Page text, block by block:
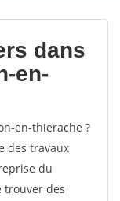
dans
en-
en-thierache ?
des travaux
du
trouver des